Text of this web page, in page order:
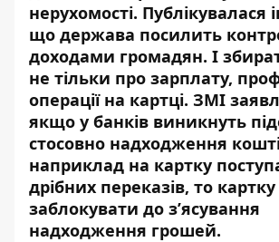
нерухомості. Публікувалася
що держава посилить
доходами громадян. І
не тільки про зарплату,
операції на картці. ЗМІ
якщо у банків виникнуть
стосовно надходження
наприклад на картку
дрібних переказів, то
заблокувати до з’ясування
надходження грошей.